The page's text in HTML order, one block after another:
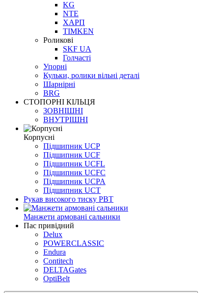
KG
NTE
ХАРП
TIMKEN
Роликові
SKF UA
Голчасті
Упорні
Кульки, ролики вільні деталі
Шарнірні
BRG
СТОПОРНІ КІЛЬЦЯ
ЗОВНІШНІ
ВНУТРІШНІ
Корпусні
Підшипник UCP
Підшипник UCF
Підшипник UCFL
Підшипник UCFC
Підшипник UCPA
Підшипник UCT
Рукав високого тиску РВТ
Манжети армовані сальники
Пас привідний
Delux
POWERCLASSIC
Endura
Contitech
DELTAGates
OptiBelt